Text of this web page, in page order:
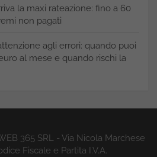
la maxi rateazione: fino a 60
non pagati
agli errori: quando puoi
al mese e quando rischi la
365 SRL - Via Nicola Marchese
Fiscale e Partita I.V.A.